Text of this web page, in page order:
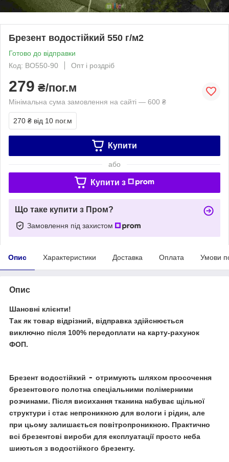
Брезент водостійкий 550 г/м2
Готово до відправки
Код: ВО550-90
Опт і роздріб
279 ₴/пог.м
Мінімальна сума замовлення на сайті — 600 ₴
270 ₴ від 10 пог.м
Купити
або
Купити з
Що таке купити з Пром?
Замовлення під захистом
Опис Характеристики Доставка Оплата Умови
Опис
Шановні клієнти!
Так як товар відрізний, відправка здійснюється
виключно після 100% передоплати на карту-рахунок
ФОП.
Брезент водостійкий - отримують шляхом просочення
брезентового полотна спеціальними полімерними
розчинами. Після висихання тканина набуває щільної
структури і стає непроникною для вологи і рідин, але
при цьому залишається повітропроникною. Практично
всі брезентові вироби для експлуатації просто неба
шиються з водостійкого брезенту.